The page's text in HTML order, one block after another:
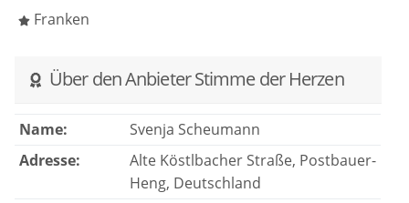
Franken
Über den Anbieter Stimme der Herzen
Name:
Svenja Scheumann
Adresse:
Alte Köstlbacher Straße, Postbauer-
Heng, Deutschland